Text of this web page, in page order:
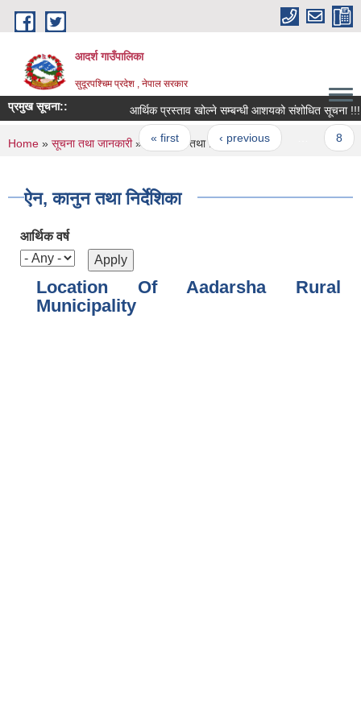
Skip to main content
आदर्श गाउँपालिका
सुदूरपश्चिम प्रदेश , नेपाल सरकार
प्रमुख सूचना:: आर्थिक प्रस्ताव खोल्ने सम्बन्धी आशयको संशोधित सूचना !!!
Pages
« first ‹ previous
You are here
Home » सूचना तथा जानकारी» ऐन, कानुन तथा निर्देशिका
ऐन, कानुन तथा निर्देशिका
आर्थिक वर्ष
Location Of Aadarsha Rural
Municipality